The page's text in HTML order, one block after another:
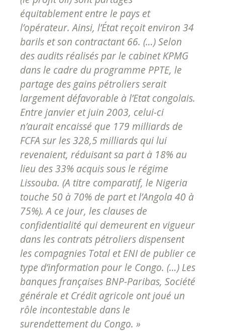
équitablement entre le pays et
l’opérateur. Ainsi, l’État reçoit environ 34
barils et son contractant 66. (…) Selon
des audits réalisés par le cabinet KPMG
dans le cadre du programme PPTE, le
partage des gains pétroliers serait
largement défavorable à l’Etat congolais.
Entre janvier et juin 2003, celui-ci
n’aurait encaissé que 179 milliards de
FCFA sur les 328,5 milliards qui lui
revenaient, réduisant sa part à 18% au
lieu des 33% acquis sous le régime
Lissouba. (A titre comparatif, le Nigeria
touche 50 à 70% de part et l’Angola 40 à
75%). A ce jour, les clauses de
confidentialité qui demeurent en vigueur
dans les contrats pétroliers dispensent
les compagnies Total et ENI de publier ce
type d’information pour le Congo. (…) Les
banques françaises BNP-Paribas, Société
générale et Crédit agricole ont joué un
rôle incontestable dans le
surendettement du Congo. »